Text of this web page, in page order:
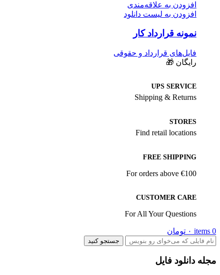
افزودن به علاقه‌مندی
افزودن به لیست دانلود
نمونه قرارداد کار
فایل‌های قرارداد و حقوقی
رایگان 🎁
UPS SERVICE
Shipping & Returns
STORES
Find retail locations
FREE SHIPPING
For orders above €100
CUSTOMER CARE
For All Your Questions
0
items ۰ تومان
جستجو کنید
مجله دانلود فایل